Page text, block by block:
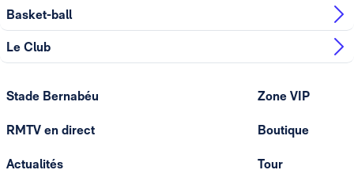
Basket-ball
Le Club
Stade Bernabéu
RMTV en direct
Actualités
Zone VIP
Boutique
Tour